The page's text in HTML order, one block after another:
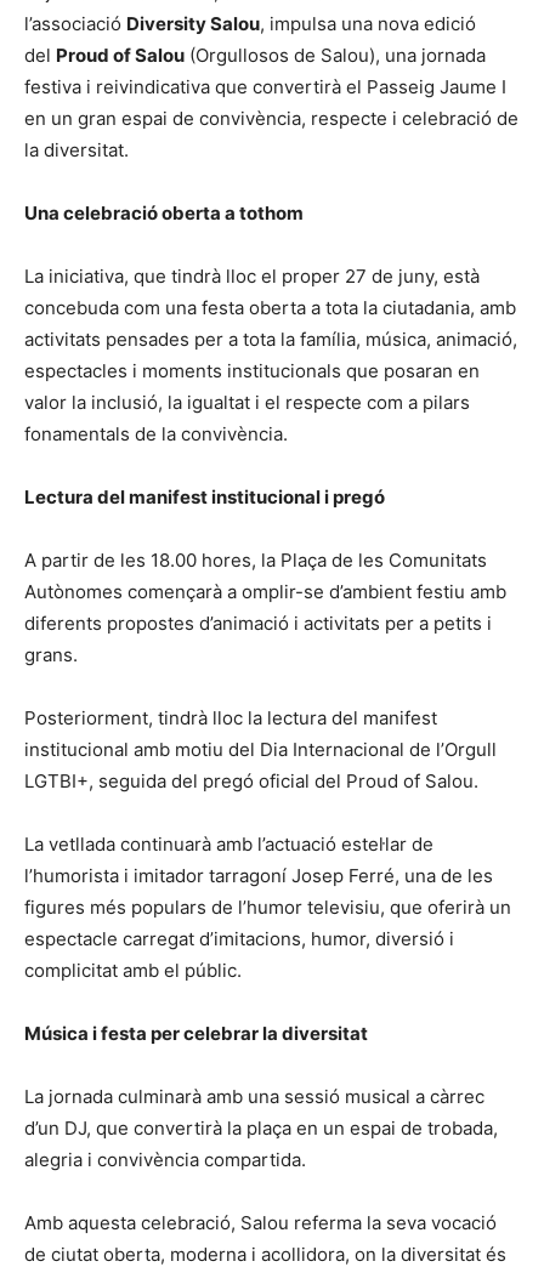
l’associació Diversity Salou, impulsa una nova edició
del Proud of Salou (Orgullosos de Salou), una jornada
festiva i reivindicativa que convertirà el Passeig Jaume I
en un gran espai de convivència, respecte i celebració de
la diversitat.
Una celebració oberta a tothom
La iniciativa, que tindrà lloc el proper 27 de juny, està
concebuda com una festa oberta a tota la ciutadania, amb
activitats pensades per a tota la família, música, animació,
espectacles i moments institucionals que posaran en
valor la inclusió, la igualtat i el respecte com a pilars
fonamentals de la convivència.
Lectura del manifest institucional i pregó
A partir de les 18.00 hores, la Plaça de les Comunitats
Autònomes començarà a omplir-se d’ambient festiu amb
diferents propostes d’animació i activitats per a petits i
grans.
Posteriorment, tindrà lloc la lectura del manifest
institucional amb motiu del Dia Internacional de l’Orgull
LGTBI+, seguida del pregó oficial del Proud of Salou.
La vetllada continuarà amb l’actuació estel·lar de
l’humorista i imitador tarragoní Josep Ferré, una de les
figures més populars de l’humor televisiu, que oferirà un
espectacle carregat d’imitacions, humor, diversió i
complicitat amb el públic.
Música i festa per celebrar la diversitat
La jornada culminarà amb una sessió musical a càrrec
d’un DJ, que convertirà la plaça en un espai de trobada,
alegria i convivència compartida.
Amb aquesta celebració, Salou referma la seva vocació
de ciutat oberta, moderna i acollidora, on la diversitat és